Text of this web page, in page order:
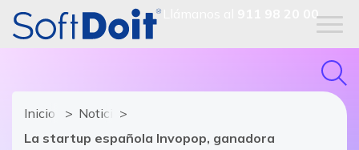
911 98 20 00
Inicio
Noticias de software y TIC
La startup española Invopop, ganadora